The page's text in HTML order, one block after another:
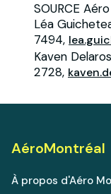
SOURCE
Léa
7494,
Kaven
2728,
AéroMontréal
À propos d'Aéro